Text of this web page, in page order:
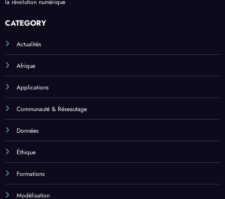
la révolution numérique
CATEGORY
Actualités
Afrique
Applications
Communauté & Réseautage
Données
Éthique
Formations
Modélisation